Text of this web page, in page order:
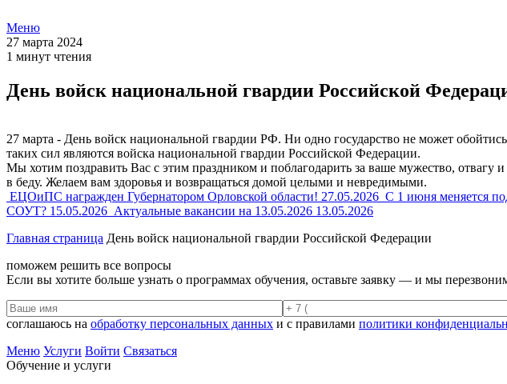
Меню
27 марта 2024
1 минут чтения
День войск национальной гвардии Российской
27 марта - День войск национальной гвардии РФ. Ни одно государство не может
таких сил являются войска национальной гвардии Российской Федерации.
Мы хотим поздравить Вас с этим праздником и поблагодарить за ваше мужество, отвагу
в беду. Желаем вам здоровья и возвращаться домой целыми и невредимыми.
ЕЦОиПС награжден Губернатором Орловской области! 27.05.2026 С 1 июня меняется
СОУТ? 15.05.2026 Актуальные вакансии на 13.05.2026 13.05.2026
Главная страница День войск национальной гвардии Российской Федерации
поможем решить все вопросы
Если вы хотите больше узнать о программах обучения, оставьте заявку — и мы
соглашаюсь на обработку персональных данных и с правилами политики
Меню Услуги Войти Связаться
Обучение и услуги